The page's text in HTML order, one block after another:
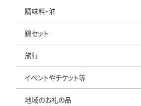
調味料・油
鍋セット
旅行
イベントやチケット等
地域のお礼の品